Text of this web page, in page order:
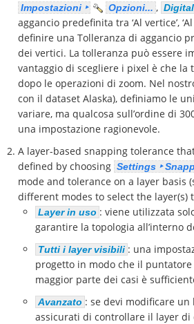
Impostazioni ‣ Opzioni... ,
aggancio predefinita tra ‘Al vertice’,
definire una Tolleranza di aggancio
dei vertici. La tolleranza può essere
vantaggio di scegliere i pixel è che la
dopo le operazioni di zoom. Nel
con il dataset Alaska), definiamo le
variare, ma qualcosa sull’ordine di
una impostazione ragionevole.
A layer-based snapping tolerance
defined by choosing Settings ‣
mode and tolerance on a layer basis
different modes to select the layer(s)
Layer in uso : viene utilizzata
garantire la topologia all’interno
Tutti i layer visibili : una
progetto in modo che il
maggior parte dei casi è
Avanzato : se devi modificare
assicurati di controllare il layer